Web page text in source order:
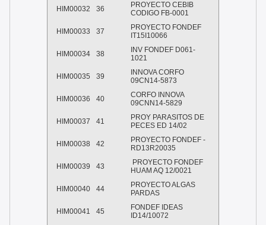
HIM00032 36
PROYECTO CEBIB
CODIGO FB-0001
HIM00033 37
PROYECTO FONDEF
IT15I10066
HIM00034 38
INV FONDEF D061-
1021
HIM00035 39
INNOVA CORFO
09CN14-5873
HIM00036 40
CORFO INNOVA
09CNN14-5829
HIM00037 41
PROY PARASITOS DE
PECES ED 14/02
HIM00038 42
PROYECTO FONDEF -
RD13R20035
HIM00039 43
PROYECTO FONDEF
HUAM AQ 12/0021
HIM00040 44
PROYECTO ALGAS
PARDAS
HIM00041 45
FONDEF IDEAS
ID14/10072